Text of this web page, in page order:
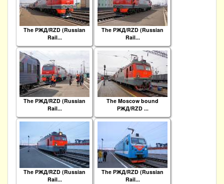
The РЖД/RZD (Russian
Rail...
The РЖД/RZD (Russian
Rail...
The РЖД/RZD (Russian
Rail...
The Moscow bound
РЖД/RZD ...
The РЖД/RZD (Russian
Rail...
The РЖД/RZD (Russian
Rail...